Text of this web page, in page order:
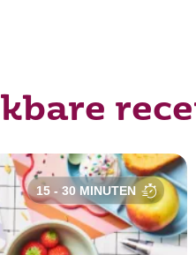
15 - 30 MINUTEN